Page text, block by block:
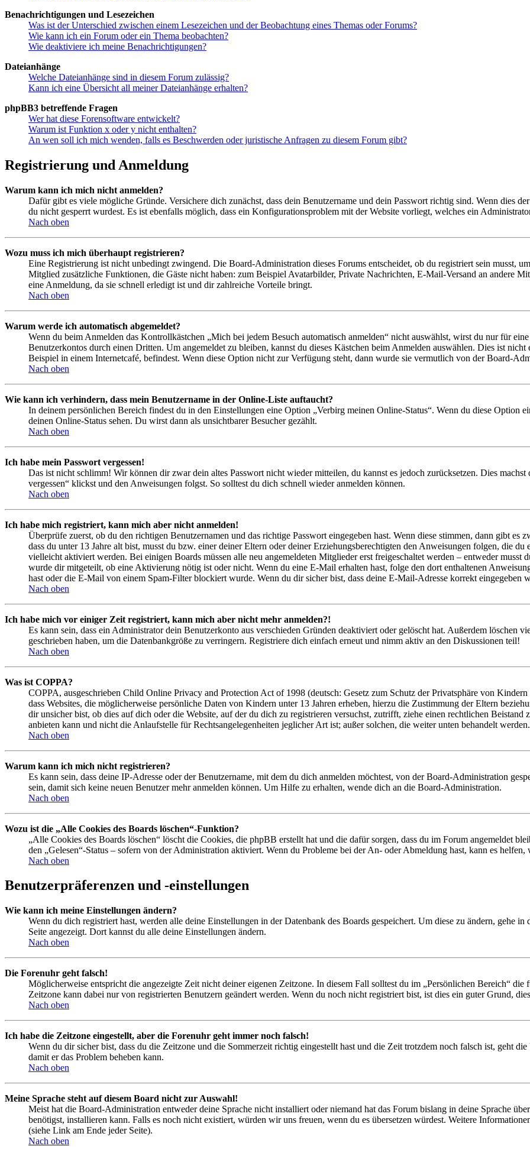
Benachrichtigungen und Lesezeichen
Was ist der Unterschied zwischen einem Lesezeichen und der Beobachtung eines Themas oder Forums?
Wie kann ich ein Forum oder ein Thema beobachten?
Wie deaktiviere ich meine Benachrichtigungen?
Dateianhänge
Welche Dateianhänge sind in diesem Forum zulässig?
Kann ich eine Übersicht all meiner Dateianhänge erhalten?
phpBB3 betreffende Fragen
Wer hat diese Forensoftware entwickelt?
Warum ist Funktion x oder y nicht enthalten?
An wen soll ich mich wenden, falls es Beschwerden oder juristische Anfragen zu diesem Forum gibt?
Registrierung und Anmeldung
Warum kann ich mich nicht anmelden?
Dafür gibt es viele mögliche Gründe. Versichere dich zunächst, dass dein Benutzername und dein Passwort richtig sind. Wenn dies
du nicht gesperrt wurdest. Es ist ebenfalls möglich, dass ein Konfigurationsproblem mit der Website vorliegt, welches ein
Nach oben
Wozu muss ich mich überhaupt registrieren?
Eine Registrierung ist nicht unbedingt zwingend. Die Board-Administration dieses Forums entscheidet, ob du registriert sein musst,
Mitglied zusätzliche Funktionen, die Gäste nicht haben: zum Beispiel Avatarbilder, Private Nachrichten, E-Mail-Versand an andere
eine Anmeldung, da sie schnell erledigt ist und dir zahlreiche Vorteile bringt.
Nach oben
Warum werde ich automatisch abgemeldet?
Wenn du beim Anmelden das Kontrollkästchen „Mich bei jedem Besuch automatisch anmelden“ nicht auswählst, wirst du nur für
Benutzerkontos durch einen Dritten. Um angemeldet zu bleiben, kannst du dieses Kästchen beim Anmelden auswählen. Dies ist
Beispiel in einem Internetcafé, befindest. Wenn diese Option nicht zur Verfügung steht, dann wurde sie vermutlich von der Board-
Nach oben
Wie kann ich verhindern, dass mein Benutzername in der Online-Liste auftaucht?
In deinem persönlichen Bereich findest du in den Einstellungen eine Option „Verbirg meinen Online-Status“. Wenn du diese Option
deinen Online-Status sehen. Du wirst dann als unsichtbarer Besucher gezählt.
Nach oben
Ich habe mein Passwort vergessen!
Das ist nicht schlimm! Wir können dir zwar dein altes Passwort nicht wieder mitteilen, du kannst es jedoch zurücksetzen. Dies
vergessen“ klickst und den Anweisungen folgst. So solltest du dich schnell wieder anmelden können.
Nach oben
Ich habe mich registriert, kann mich aber nicht anmelden!
Überprüfe zuerst, ob du den richtigen Benutzernamen und das richtige Passwort eingegeben hast. Wenn diese stimmen, dann gibt es
dass du unter 13 Jahre alt bist, musst du bzw. einer deiner Eltern oder deiner Erziehungsberechtigten den Anweisungen folgen, die
vielleicht aktiviert werden. Bei einigen Boards müssen alle neu angemeldeten Mitglieder erst freigeschaltet werden – entweder musst
wurde dir mitgeteilt, ob eine Aktivierung nötig ist oder nicht. Wenn du eine E-Mail erhalten hast, folge den dort enthaltenen
hast oder die E-Mail von einem Spam-Filter blockiert wurde. Wenn du dir sicher bist, dass deine E-Mail-Adresse korrekt eingegeben
Nach oben
Ich habe mich vor einiger Zeit registriert, kann mich aber nicht mehr anmelden?!
Es kann sein, dass ein Administrator dein Benutzerkonto aus verschieden Gründen deaktiviert oder gelöscht hat. Außerdem löschen
geschrieben haben, um die Datenbankgröße zu verringern. Registriere dich einfach erneut und nimm aktiv an den Diskussionen teil!
Nach oben
Was ist COPPA?
COPPA, ausgeschrieben Child Online Privacy and Protection Act of 1998 (deutsch: Gesetz zum Schutz der Privatsphäre von
dass Websites, die möglicherweise persönliche Daten von Kindern unter 13 Jahren erheben, hierzu die Zustimmung der Eltern
dir unsicher bist, ob dies auf dich oder die Website, auf der du dich zu registrieren versuchst, zutrifft, ziehe einen rechtlichen Beistand
anbieten kann und nicht die Anlaufstelle für Rechtsangelegenheiten jeglicher Art ist; außer solchen, die weiter unten behandelt werden.
Nach oben
Warum kann ich mich nicht registrieren?
Es kann sein, dass deine IP-Adresse oder der Benutzername, mit dem du dich anmelden möchtest, von der Board-Administration
sein, damit sich keine neuen Benutzer mehr anmelden können. Um Hilfe zu erhalten, wende dich an die Board-Administration.
Nach oben
Wozu ist die „Alle Cookies des Boards löschen“-Funktion?
„Alle Cookies des Boards löschen“ löscht die Cookies, die phpBB erstellt hat und die dafür sorgen, dass du im Forum angemeldet
den „Gelesen“-Status – sofern von der Administration aktiviert. Wenn du Probleme bei der An- oder Abmeldung hast, kann es
Nach oben
Benutzerpräferenzen und -einstellungen
Wie kann ich meine Einstellungen ändern?
Wenn du dich registriert hast, werden alle deine Einstellungen in der Datenbank des Boards gespeichert. Um diese zu ändern, gehe
Seite angezeigt. Dort kannst du alle deine Einstellungen ändern.
Nach oben
Die Forenuhr geht falsch!
Möglicherweise entspricht die angezeigte Zeit nicht deiner eigenen Zeitzone. In diesem Fall solltest du im „Persönlichen Bereich“
Zeitzone kann dabei nur von registrierten Benutzern geändert werden. Wenn du noch nicht registriert bist, ist dies ein guter Grund,
Nach oben
Ich habe die Zeitzone eingestellt, aber die Forenuhr geht immer noch falsch!
Wenn du dir sicher bist, dass du die Zeitzone und die Sommerzeit richtig eingestellt hast und die Zeit trotzdem noch falsch ist, geht
damit er das Problem beheben kann.
Nach oben
Meine Sprache steht auf diesem Board nicht zur Auswahl!
Meist hat die Board-Administration entweder deine Sprache nicht installiert oder niemand hat das Forum bislang in deine Sprache
benötigst, installieren kann. Falls es noch nicht existiert, würden wir uns freuen, wenn du es übersetzen würdest. Weitere
(siehe Link am Ende jeder Seite).
Nach oben